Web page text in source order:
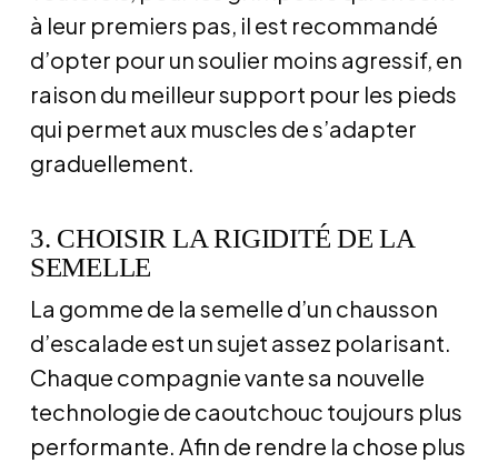
à leur premiers pas, il est recommandé
d’opter pour un soulier moins agressif, en
raison du meilleur support pour les pieds
qui permet aux muscles de s’adapter
graduellement.
3. CHOISIR LA RIGIDITÉ DE LA
SEMELLE
La gomme de la semelle d’un chausson
d’escalade est un sujet assez polarisant.
Chaque compagnie vante sa nouvelle
technologie de caoutchouc toujours plus
performante. Afin de rendre la chose plus